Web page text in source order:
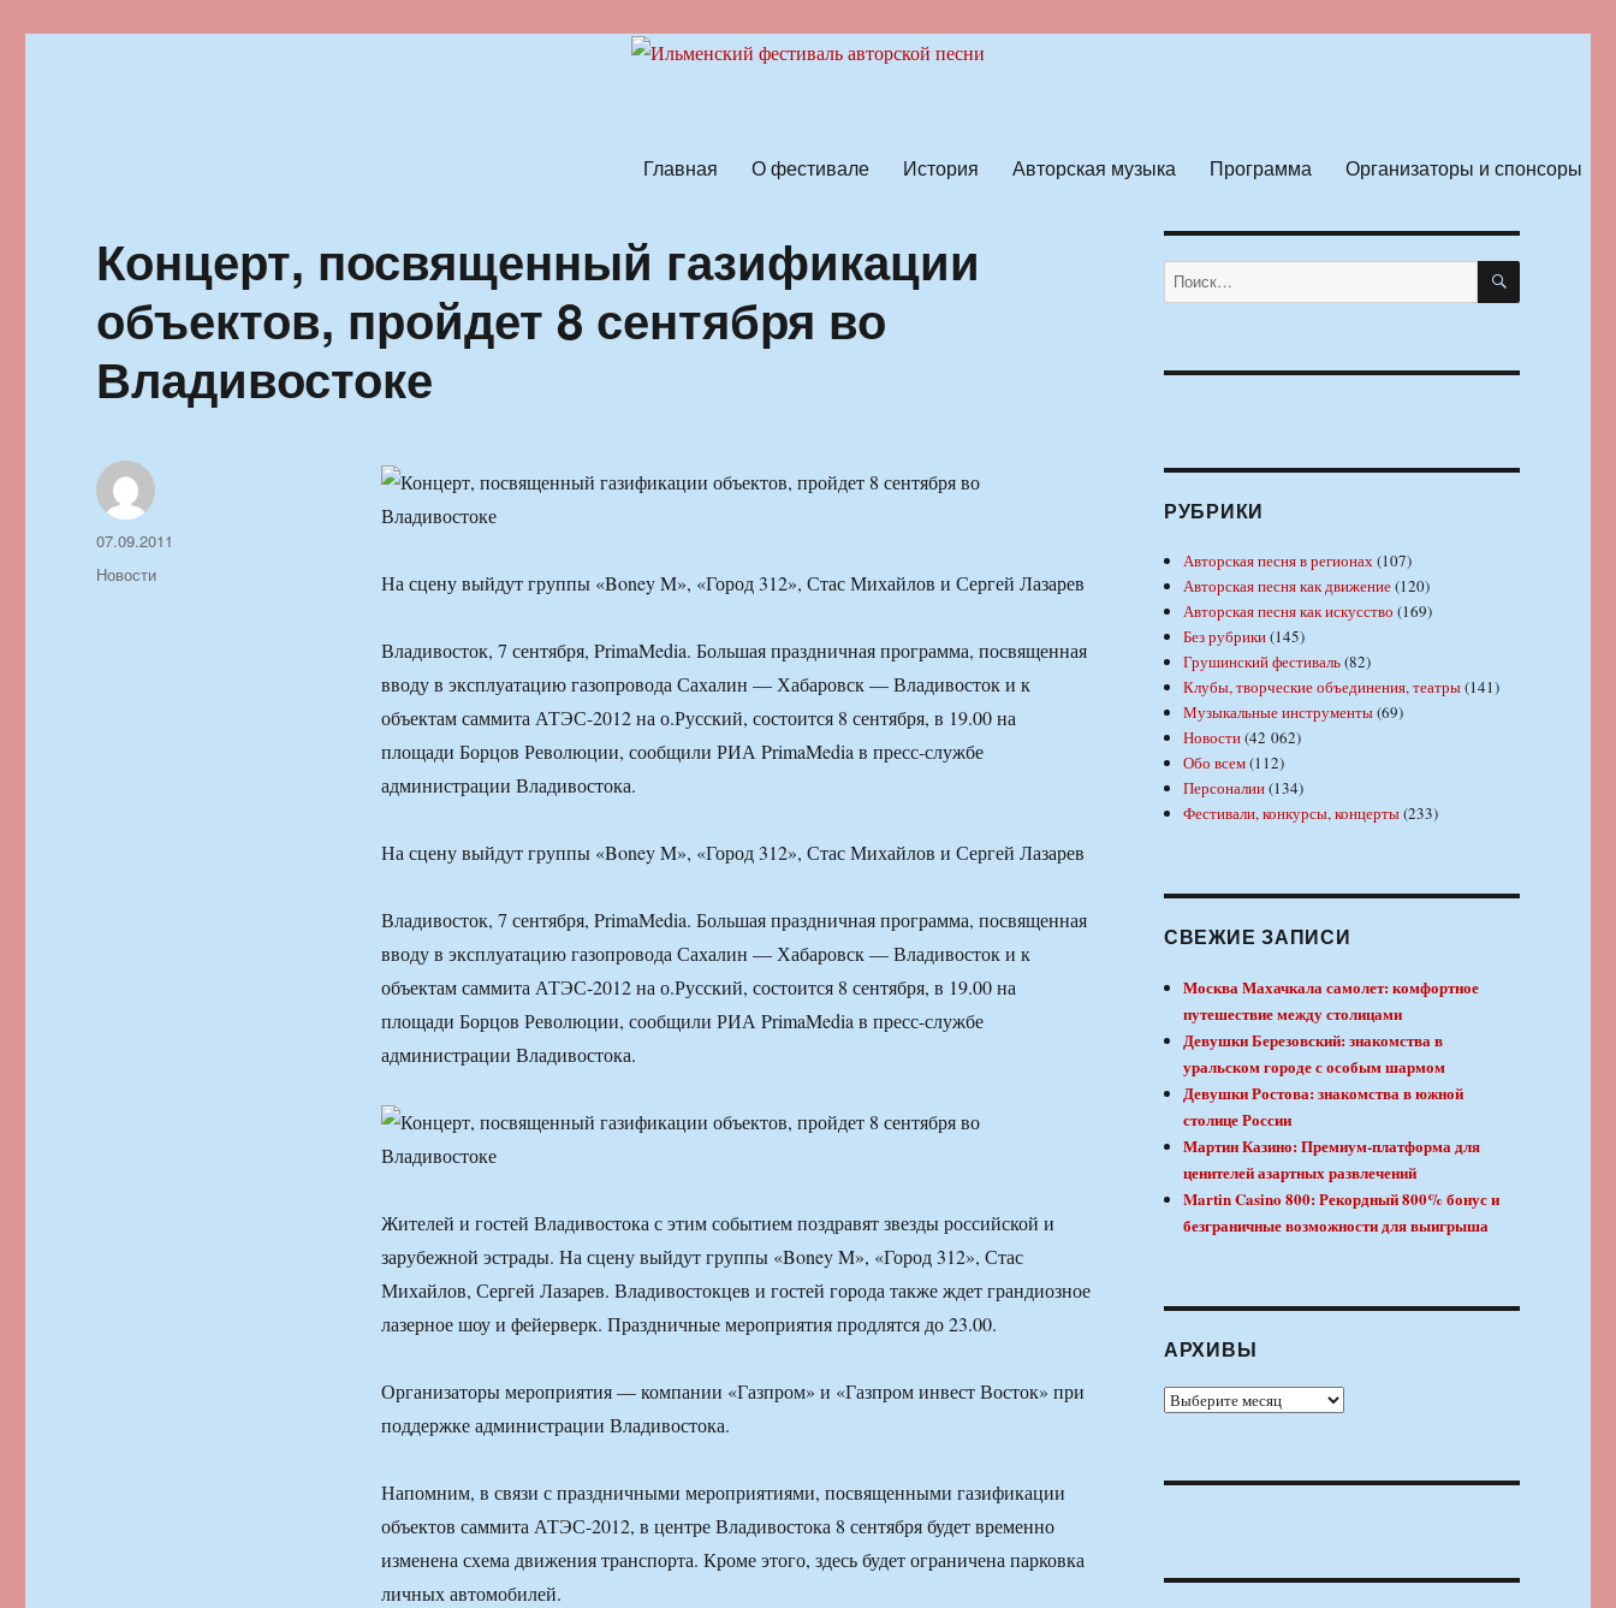
Главная О фестивале История Авторская музыка Программа Организаторы и спонсоры
Концерт, посвященный газификации
объектов, пройдет 8 сентября во
Владивостоке
На сцену выйдут группы «Boney M», «Город 312», Стас Михайлов и Сергей Лазарев
Владивосток, 7 сентября, PrimaMedia. Большая праздничная программа, посвященная
вводу в эксплуатацию газопровода Сахалин — Хабаровск — Владивосток и к
объектам саммита АТЭС-2012 на о.Русский, состоится 8 сентября, в 19.00 на
площади Борцов Революции, сообщили РИА PrimaMedia в пресс-службе
администрации Владивостока.
На сцену выйдут группы «Boney M», «Город 312», Стас Михайлов и Сергей Лазарев
Владивосток, 7 сентября, PrimaMedia. Большая праздничная программа, посвященная
вводу в эксплуатацию газопровода Сахалин — Хабаровск — Владивосток и к
объектам саммита АТЭС-2012 на о.Русский, состоится 8 сентября, в 19.00 на
площади Борцов Революции, сообщили РИА PrimaMedia в пресс-службе
администрации Владивостока.
Жителей и гостей Владивостока с этим событием поздравят звезды российской и
зарубежной эстрады. На сцену выйдут группы «Boney M», «Город 312», Стас
Михайлов, Сергей Лазарев. Владивостокцев и гостей города также ждет грандиозное
лазерное шоу и фейерверк. Праздничные мероприятия продлятся до 23.00.
Организаторы мероприятия — компании «Газпром» и «Газпром инвест Восток» при
поддержке администрации Владивостока.
Напомним, в связи с праздничными мероприятиями, посвященными газификации
объектов саммита АТЭС-2012, в центре Владивостока 8 сентября будет временно
изменена схема движения транспорта. Кроме этого, здесь будет ограничена парковка
личных автомобилей.
Автор
Опубликовано
07.09.2011
Рубрики
Новости
Искать: ПОИСК
РУБРИКИ
Авторская песня в регионах(107)
Авторская песня как движение(120)
Авторская песня как искусство (169)
Без рубрики(145)
Грушинский фестиваль(82)
Клубы, творческие объединения, театры(141)
Музыкальные инструменты(69)
Новости(42 062)
Обо всем(112)
Персоналии(134)
Фестивали, конкурсы, концерты(233)
СВЕЖИЕ ЗАПИСИ
Москва Махачкала самолет: комфортное
путешествие между столицами
Девушки Березовский: знакомства в
уральском городе с особым шармом
Девушки Ростова: знакомства в южной
столице России
Мартин Казино: Премиум-платформа для
ценителей азартных развлечений
Martin Casino 800: Рекордный 800% бонус и
безграничные возможности для выигрыша
АРХИВЫ
Архивы